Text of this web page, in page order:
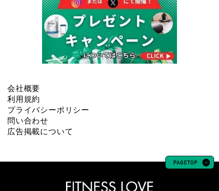
会社概要
利用規約
プライバシーポリシー
問い合わせ
広告掲載について